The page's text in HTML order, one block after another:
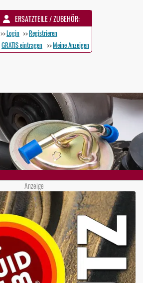
ERSATZTEILE / ZUBEHÖR:
>>Login >>Registrieren
GRATIS eintragen >>Meine Anzeigen
Anzeige